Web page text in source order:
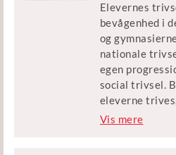
med
analyser fra
men også
arbejde med
relation til
undersøgelser
rektor på
Elevernes
bevågenhed i
og
nationale
egen
social trivsel.
eleverne
dem, som
Vis mere